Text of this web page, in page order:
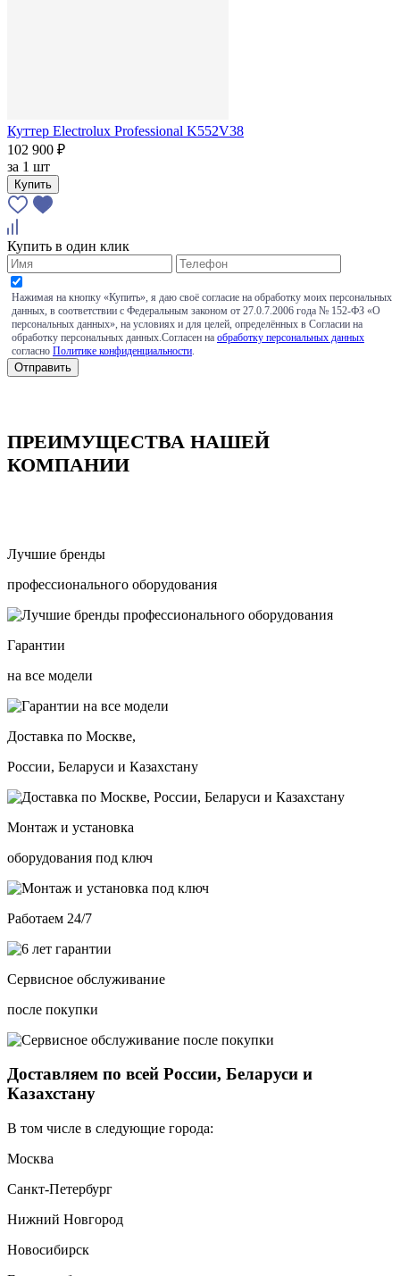
Куттер Electrolux Professional K552V38
102 900 ₽
за 1 шт
Купить
Купить в один клик
Нажимая на кнопку «Купить», я даю своё согласие на обработку моих персональных
данных, в соответствии с Федеральным законом от 27.0.7.2006 года № 152-ФЗ «О
персональных данных», на условиях и для целей, определённых в Согласии на
обработку персональных данных.Согласен на обработку персональных данных
согласно Политике конфиденциальности
ПРЕИМУЩЕСТВА НАШЕЙ
КОМПАНИИ
Лучшие бренды
профессионального оборудования
Гарантии
на все модели
Доставка по Москве,
России, Беларуси и Казахстану
Монтаж и установка
оборудования под ключ
Работаем 24/7
Сервисное обслуживание
после покупки
Доставляем по всей России, Беларуси и
Казахстану
В том числе в следующие города:
Москва
Санкт-Петербург
Нижний Новгород
Новосибирск